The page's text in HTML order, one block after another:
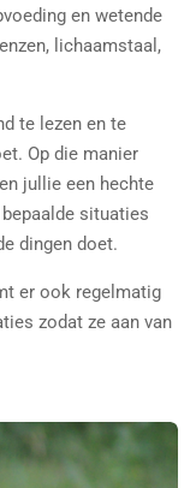
en wetende
lichaamstaal,
te lezen en te
Op die manier
jullie een hechte
situaties
dingen doet.
er ook regelmatig
zodat ze aan van